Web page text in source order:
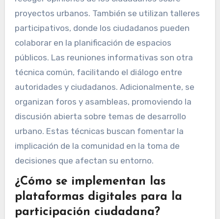
proyectos urbanos. También se utilizan talleres
participativos, donde los ciudadanos pueden
colaborar en la planificación de espacios
públicos. Las reuniones informativas son otra
técnica común, facilitando el diálogo entre
autoridades y ciudadanos. Adicionalmente, se
organizan foros y asambleas, promoviendo la
discusión abierta sobre temas de desarrollo
urbano. Estas técnicas buscan fomentar la
implicación de la comunidad en la toma de
decisiones que afectan su entorno.
¿Cómo se implementan las
plataformas digitales para la
participación ciudadana?